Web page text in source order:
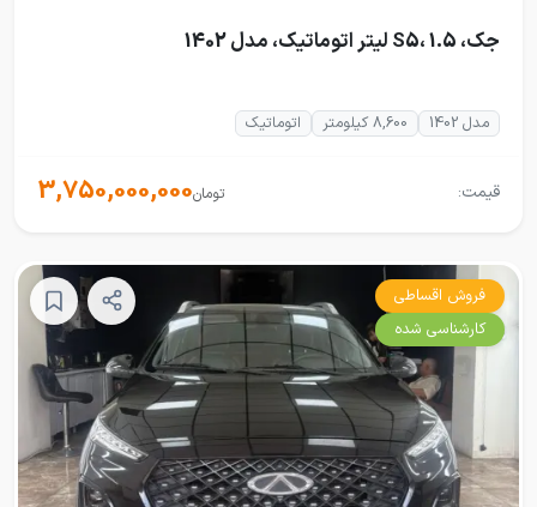
جک، S5، 1.5 لیتر اتوماتیک، مدل 1402
مدل 1402 8,600 کیلومتر اتوماتیک
قیمت: 3,750,000,000تومان
فروش اقساطی
کارشناسی شده